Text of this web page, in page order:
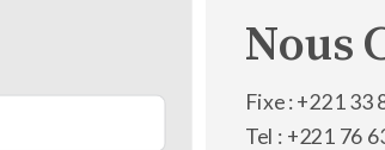
Nous
Fixe : +221 33
Tel : +221 76